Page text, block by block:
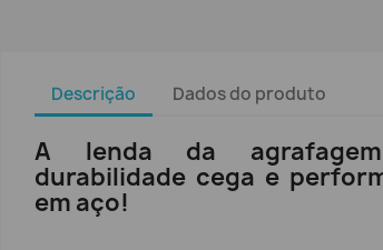
Descrição Dados do produto
A lenda da agrafagem
durabilidade cega e
em aço!